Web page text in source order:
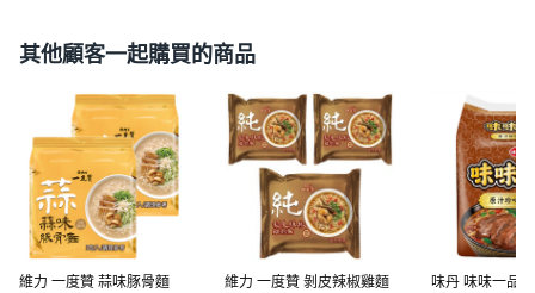
其他顧客一起購買的商品
維力 一度贊 蒜味豚骨麵
維力 一度贊 剝皮辣椒雞麵
味丹 味味一品